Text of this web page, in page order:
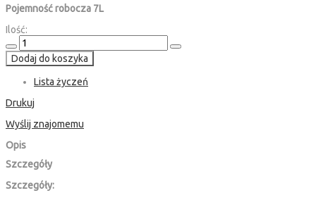
Pojemność robocza 7L
Ilość:
Dodaj do koszyka
Lista życzeń
Drukuj
Wyślij znajomemu
Opis
Szczegóły
Szczegóły: